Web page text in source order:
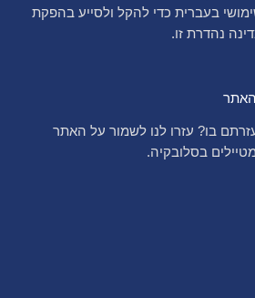
בעברית כדי להקל ולסייע בהפקת
נהדרת זו.
האתר
בו? עזרו לנו לשמור על האתר
בסלובקיה.